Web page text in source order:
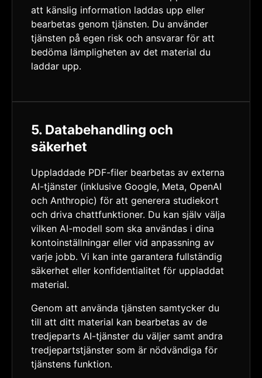
att känslig information laddas upp eller
bearbetas genom tjänsten. Du använder
tjänsten på egen risk och ansvarar för att
bedöma lämpligheten av det material du
laddar upp.
5. Databehandling och
säkerhet
Uppladdade PDF-filer bearbetas av externa
AI-tjänster (inklusive Google, Meta, OpenAI
och Anthropic) för att generera studiekort
och driva chattfunktioner. Du kan själv välja
vilken AI-modell som ska användas i dina
kontoinställningar eller vid anpassning av
varje jobb. Vi kan inte garantera fullständig
säkerhet eller konfidentialitet för uppladdat
material.
Genom att använda tjänsten samtycker du
till att ditt material kan bearbetas av de
tredjeparts AI-tjänster du väljer samt andra
tredjepartstjänster som är nödvändiga för
tjänstens funktion.